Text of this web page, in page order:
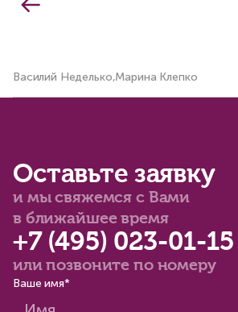
Василий Неделько,Марина Клепко
Оставьте заявку
и мы свяжемся с Вами
в ближайшее время
+7 (495) 023-01-15
или позвоните по номеру
Ваше имя*